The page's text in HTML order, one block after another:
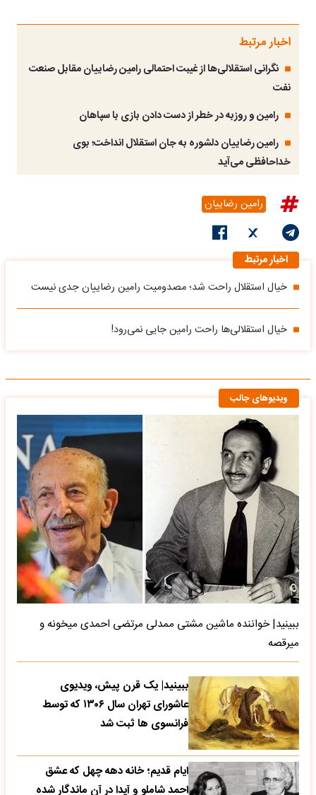
اخبار مرتبط
نگرانی استقلالی‌ها از غیبت احتمالی رامین رضاییان مقابل صنعت
نفت
رامین و روزبه در خطر از دست دادن بازی با سپاهان
رامین رضاییان دلشوره به جان استقلال انداخت؛ بوی
خداحافظی می‌آید
رامین رضاییان
اخبار مرتبط
خیال استقلال راحت شد؛ مصدومیت رامین رضاییان جدی نیست
خیال استقلالی‌ها راحت رامین جایی نمی‌رود!
ویدیوهای جالب
ببینید| خواننده ماشین مشتی ممدلی مرتضی احمدی میخونه و
میرقصه
ببینید| یک قرن پیش، ویدیوی
عاشورای تهران سال ۱۳۰۶ که توسط
فرانسوی ها ثبت شد
ایام قدیم؛ خانه دهه چهل که عشق
احمد شاملو و آیدا در آن ماندگار شده